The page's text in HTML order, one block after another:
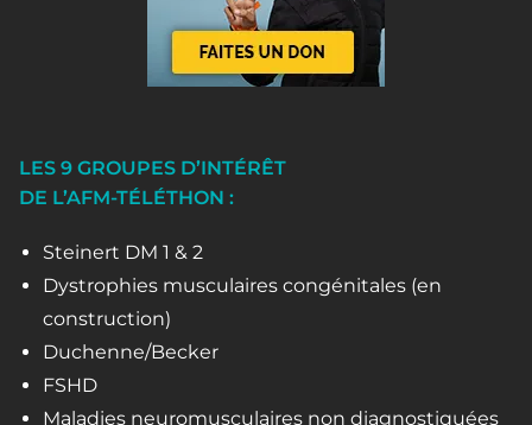
LES 9 GROUPES D’INTÉRÊT
DE L’AFM-TÉLÉTHON :
Steinert DM 1 & 2
Dystrophies musculaires congénitales (en
construction)
Duchenne/Becker
FSHD
Maladies neuromusculaires non diagnostiquées